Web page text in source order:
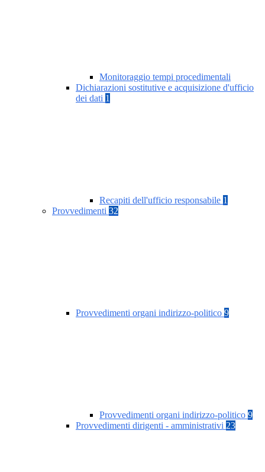
Monitoraggio tempi procedimentali
Dichiarazioni sostitutive e acquisizione d'ufficio
dei dati 1
Recapiti dell'ufficio responsabile 1
Provvedimenti 32
Provvedimenti organi indirizzo-politico 9
Provvedimenti organi indirizzo-politico 9
Provvedimenti dirigenti - amministrativi 23